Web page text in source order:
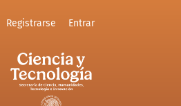
Registrarse Entrar